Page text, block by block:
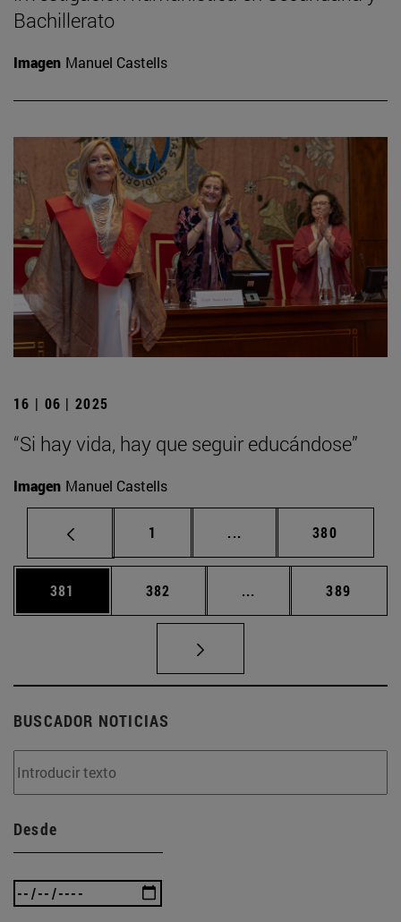
Bachillerato
Imagen Manuel Castells
16 | 06 | 2025
“Si hay vida, hay que seguir educándose”
Imagen Manuel Castells
Página
1 ... Páginas intermedias
Página
380
Página
381 Página
382 ... Páginas intermedias
Página
389
BUSCADOR NOTICIAS
Desde